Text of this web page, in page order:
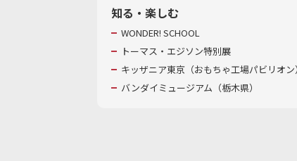
知る・楽しむ
WONDER! SCHOOL
トーマス・エジソン特別展
キッザニア東京（おもちゃ工場パビリオ
バンダイミュージアム（栃木県）